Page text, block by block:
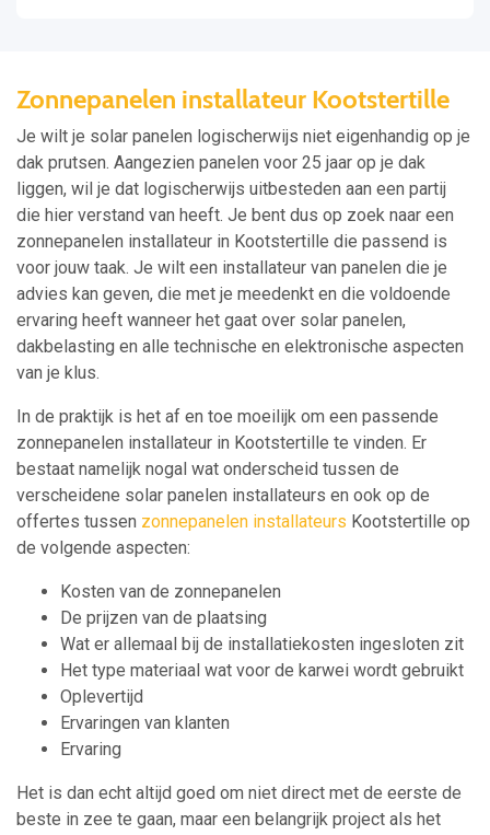
Zonnepanelen installateur Kootstertille
Je wilt je solar panelen logischerwijs niet eigenhandig op je
dak prutsen. Aangezien panelen voor 25 jaar op je dak
liggen, wil je dat logischerwijs uitbesteden aan een partij
die hier verstand van heeft. Je bent dus op zoek naar een
zonnepanelen installateur in Kootstertille die passend is
voor jouw taak. Je wilt een installateur van panelen die je
advies kan geven, die met je meedenkt en die voldoende
ervaring heeft wanneer het gaat over solar panelen,
dakbelasting en alle technische en elektronische aspecten
van je klus.
In de praktijk is het af en toe moeilijk om een passende
zonnepanelen installateur in Kootstertille te vinden. Er
bestaat namelijk nogal wat onderscheid tussen de
verscheidene solar panelen installateurs en ook op de
offertes tussen zonnepanelen installateurs Kootstertille op
de volgende aspecten:
Kosten van de zonnepanelen
De prijzen van de plaatsing
Wat er allemaal bij de installatiekosten ingesloten zit
Het type materiaal wat voor de karwei wordt gebruikt
Oplevertijd
Ervaringen van klanten
Ervaring
Het is dan echt altijd goed om niet direct met de eerste de
beste in zee te gaan, maar een belangrijk project als het